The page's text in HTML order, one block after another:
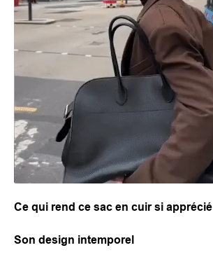
Ce qui rend ce sac en cuir si apprécié
Son design intemporel